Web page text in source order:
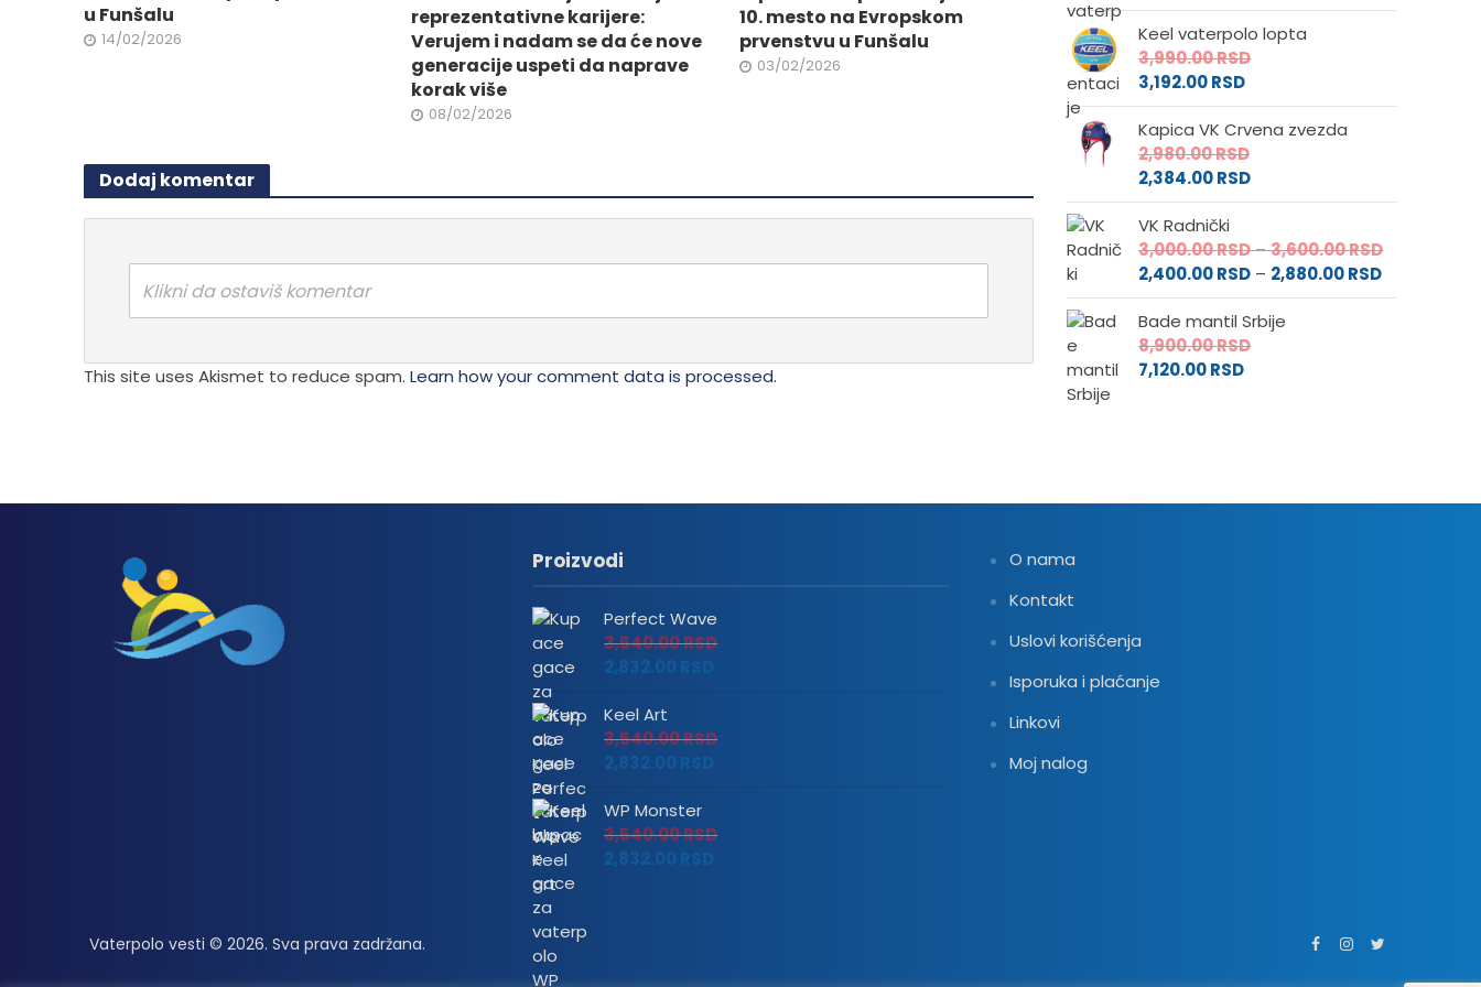
proizvoda.
proizvoda.
u Funšalu
14/02/2026
reprezentativne karijere:
Verujem i nadam se da će nove
generacije uspeti da naprave
korak više
08/02/2026
10. mesto na Evropskom
prvenstvu u Funšalu
03/02/2026
Dodaj komentar
Klikni da ostaviš komentar
This site uses Akismet to reduce spam. Learn how your comment data is processed.
Keel vaterpolo lopta
3,990.00RSD
3,192.00RSD
Kapica VK Crvena zvezda
2,980.00RSD
2,384.00RSD
VK Radnički
3,000.00RSD–3,600.00RSDRaspon
od
2,400.00RSD – 2,880.00RSDRaspon
cena:
Bade mantil Srbije
8,900.00RSD
7,120.00RSD
Proizvodi
Perfect Wave
3,540.00RSD
2,832.00
Keel Art
3,540.00RSD
2,832.00
WP Monster
3,540.00RSD
2,832.00
O nama
Kontakt
Uslovi korišćenja
Isporuka i plaćanje
Linkovi
Moj nalog
Vaterpolo vesti © 2026. Sva prava zadržana.